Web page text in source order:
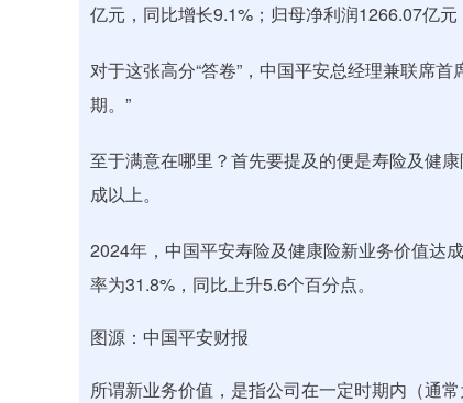
亿元，同比增长9.1%；归母净利润1266.07亿
对于这张高分“答卷”，中国平安总经理兼联席
期。”
至于满意在哪里？首先要提及的便是寿险及健
成以上。
2024年，中国平安寿险及健康险新业务价值达
率为31.8%，同比上升5.6个百分点。
图源：中国平安财报
所谓新业务价值，是指公司在一定时期内（通